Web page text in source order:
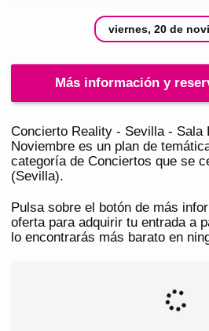
viernes, 20 de
Más información y
Concierto Reality - Sevilla - Sala
Noviembre es un plan de
categoría de Conciertos que se
(Sevilla).
Pulsa sobre el botón de más
oferta para adquirir tu entrada a
lo encontrarás más barato en